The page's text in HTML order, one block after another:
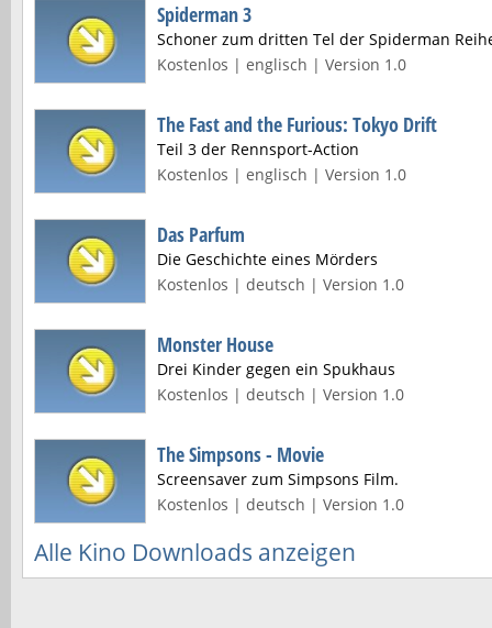
Spiderman 3
Schoner zum dritten Tel der Spiderman
Kostenlos | englisch | Version 1.0
The Fast and the Furious: Tokyo Drift
Teil 3 der Rennsport-Action
Kostenlos | englisch | Version 1.0
Das Parfum
Die Geschichte eines Mörders
Kostenlos | deutsch | Version 1.0
Monster House
Drei Kinder gegen ein Spukhaus
Kostenlos | deutsch | Version 1.0
The Simpsons - Movie
Screensaver zum Simpsons Film.
Kostenlos | deutsch | Version 1.0
Alle Kino Downloads anzeigen